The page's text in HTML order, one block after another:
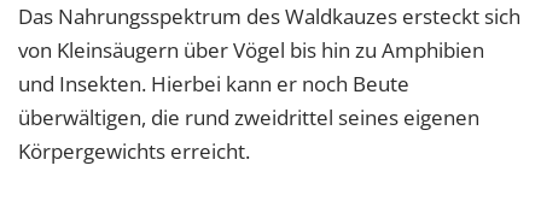
Das Nahrungsspektrum des Waldkauzes ersteckt sich
von Kleinsäugern über Vögel bis hin zu Amphibien
und Insekten. Hierbei kann er noch Beute
überwältigen, die rund zweidrittel seines eigenen
Körpergewichts erreicht.